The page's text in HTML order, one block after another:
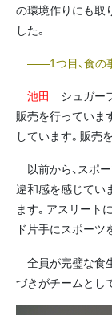
の環境作りにも取
した。
――1つ目、食の
池田 シュガー
販売を行っていま
しています。販売
以前から、スポ
違和感を感じてい
ます。アスリート
ド片手にスポーツ
全員が完璧な食
づきがチームとし